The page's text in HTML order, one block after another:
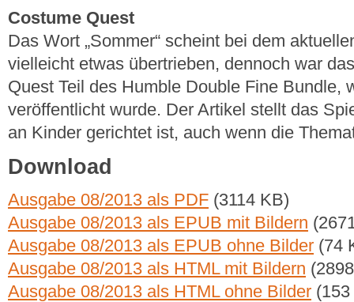
Costume Quest
Das Wort „Sommer“ scheint bei dem
vielleicht etwas übertrieben, dennoch war
Quest Teil des Humble Double Fine Bundle,
veröffentlicht wurde. Der Artikel stellt das
an Kinder gerichtet ist, auch wenn die
Download
Ausgabe 08/2013 als PDF (3114 KB)
Ausgabe 08/2013 als EPUB mit Bildern
Ausgabe 08/2013 als EPUB ohne Bilder (74
Ausgabe 08/2013 als HTML mit Bildern
Ausgabe 08/2013 als HTML ohne Bilder